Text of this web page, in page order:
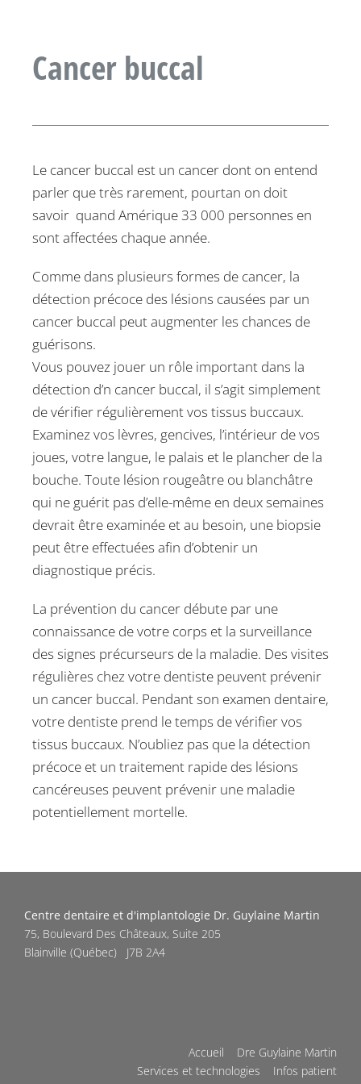
Cancer buccal
Le cancer buccal est un cancer dont on entend
parler que très rarement, pourtan on doit
savoir quand Amérique 33 000 personnes en
sont affectées chaque année.
Comme dans plusieurs formes de cancer, la
détection précoce des lésions causées par un
cancer buccal peut augmenter les chances de
guérisons.
Vous pouvez jouer un rôle important dans la
détection d’n cancer buccal, il s’agit simplement
de vérifier régulièrement vos tissus buccaux.
Examinez vos lèvres, gencives, l’intérieur de vos
joues, votre langue, le palais et le plancher de la
bouche. Toute lésion rougeâtre ou blanchâtre
qui ne guérit pas d’elle-même en deux semaines
devrait être examinée et au besoin, une biopsie
peut être effectuées afin d’obtenir un
diagnostique précis.
La prévention du cancer débute par une
connaissance de votre corps et la surveillance
des signes précurseurs de la maladie. Des visites
régulières chez votre dentiste peuvent prévenir
un cancer buccal. Pendant son examen dentaire,
votre dentiste prend le temps de vérifier vos
tissus buccaux. N’oubliez pas que la détection
précoce et un traitement rapide des lésions
cancéreuses peuvent prévenir une maladie
potentiellement mortelle.
Centre dentaire et d'implantologie Dr. Guylaine Martin
75, Boulevard Des Châteaux, Suite 205
Blainville (Québec) J7B 2A4
Accueil
Dre Guylaine Martin
Services et technologies
Infos patient